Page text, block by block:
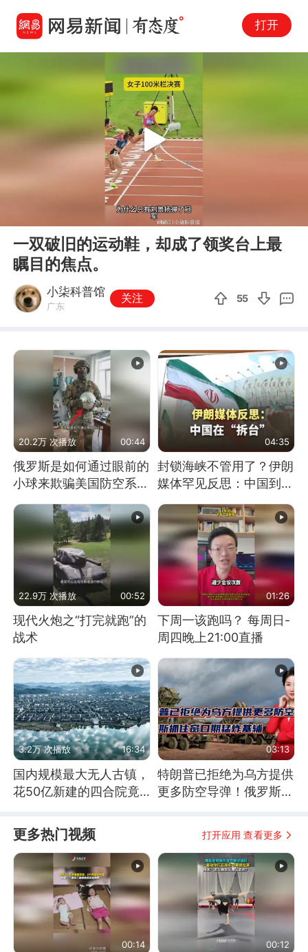
打开
Play
一双破旧的运动鞋，却成了领奖台上最
瞩目的焦点。
小柒科普馆
广东
关注 55
20.2万 次播放 00:44
俄罗斯是如何通过眼前的
小球来欺骗美国防空系统
的
04:35
封锁海峡不管用了？伊朗
媒体罕见反思：中国到底
是不是在"拆台"
22.9万 次播放 00:52
现代火炮之“打完就跑”的
战术
01:26
下周一该跑吗？ 每周日-
周四晚上21:00直播
3.2万 次播放 16:34
国内规模最大无人古镇，
花50亿新建的四合院竟
03:13
特朗普已拒绝为乌方提供
更多防空导弹！俄罗斯抓
更多热门视频 打开应用 查看更多
00:14 00:12